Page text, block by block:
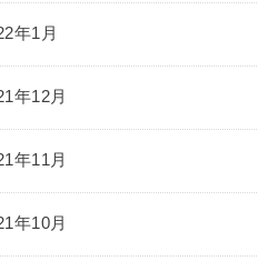
年1月
年12月
年11月
年10月